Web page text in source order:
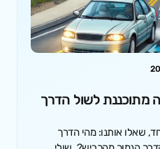
מתוכננת לשול הדרך
שאלו אותנו: מהי הדרך